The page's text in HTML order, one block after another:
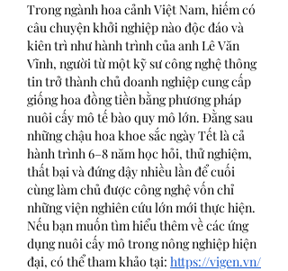
Trong ngành hoa cảnh Việt Nam, hiếm có
câu chuyện khởi nghiệp nào độc đáo và
kiên trì như hành trình của anh Lê Văn
Vĩnh, người từ một kỹ sư công nghệ thông
tin trở thành chủ doanh nghiệp cung cấp
giống hoa đồng tiền bằng phương pháp
nuôi cấy mô tế bào quy mô lớn. Đằng sau
những chậu hoa khoe sắc ngày Tết là cả
hành trình 6–8 năm học hỏi, thử nghiệm,
thất bại và đứng dậy nhiều lần để cuối
cùng làm chủ được công nghệ vốn chỉ
những viện nghiên cứu lớn mới thực hiện.
Nếu bạn muốn tìm hiểu thêm về các ứng
dụng nuôi cấy mô trong nông nghiệp hiện
đại, có thể tham khảo tại: https://vigen.vn/